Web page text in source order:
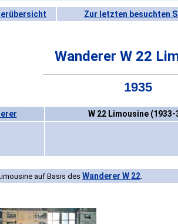
Zur letzten besuchten
Wanderer W 22
1935
W 22 Limousine (1933-
auf Basis des Wanderer W 22.